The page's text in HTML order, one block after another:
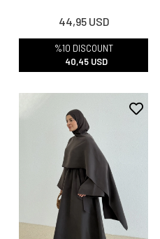
44,95 USD
%10 DISCOUNT
40,45 USD